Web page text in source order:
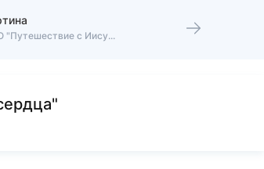
Арт СОЗО "Путешествие с Иисусом"